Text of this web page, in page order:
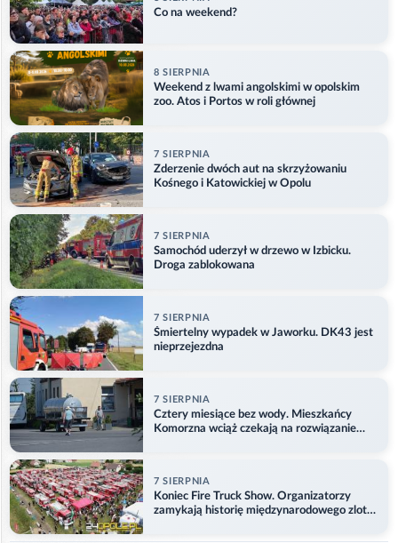
Co na weekend?
8 SIERPNIA
Weekend z lwami angolskimi w opolskim
zoo. Atos i Portos w roli głównej
7 SIERPNIA
Zderzenie dwóch aut na skrzyżowaniu
Kośnego i Katowickiej w Opolu
7 SIERPNIA
Samochód uderzył w drzewo w Izbicku.
Droga zablokowana
7 SIERPNIA
Śmiertelny wypadek w Jaworku. DK43 jest
nieprzejezdna
7 SIERPNIA
Cztery miesiące bez wody. Mieszkańcy
Komorzna wciąż czekają na rozwiązanie
7 SIERPNIA
Koniec Fire Truck Show. Organizatorzy
zamykają historię międzynarodowego zlotu